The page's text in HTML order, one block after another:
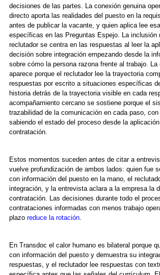
decisiones de las partes. La conexión genuina
directo aporta las realidades del puesto en la
antes de publicar la vacante, y quien aplica lee
específicas en las Preguntas Espejo. La inclusión
reclutador se centra en las respuestas al leer la
decisión sobre integración empezando desde la
sobre cómo la persona razona frente al trabajo.
aparece porque el reclutador lee la trayectoria
respuestas por escrito a situaciones específicas
historia detrás de la trayectoria visible en cada
acompañamiento cercano se sostiene porque el
trazabilidad de la comunicación en cada paso,
sabiendo el estado del proceso desde la
contratación.
Estos momentos suceden antes de citar a
vuelve profundización de ambos lados: quien fue
con información del puesto en la mano, el
integración, y la entrevista aclara a la empresa la
contratación. Las decisiones durante todo el
contrataciones informadas con menos trabajo
plazo reduce la rotación.
En Transdoc el calor humano es bilateral porque
con información del puesto y demuestra su
respuestas, y el reclutador lee respuestas con